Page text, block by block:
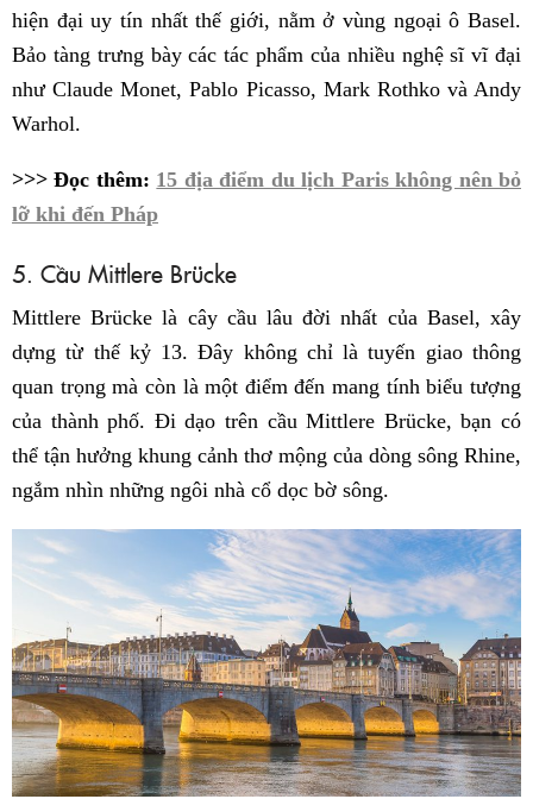
hiện đại uy tín nhất thế giới, nằm ở vùng ngoại ô Basel.
Bảo tàng trưng bày các tác phẩm của nhiều nghệ sĩ vĩ đại
như Claude Monet, Pablo Picasso, Mark Rothko và Andy
Warhol.
>>> Đọc thêm: 15 địa điểm du lịch Paris không nên bỏ
lỡ khi đến Pháp
5. Cầu Mittlere Brücke
Mittlere Brücke là cây cầu lâu đời nhất của Basel, xây
dựng từ thế kỷ 13. Đây không chỉ là tuyến giao thông
quan trọng mà còn là một điểm đến mang tính biểu tượng
của thành phố. Đi dạo trên cầu Mittlere Brücke, bạn có
thể tận hưởng khung cảnh thơ mộng của dòng sông Rhine,
ngắm nhìn những ngôi nhà cổ dọc bờ sông.